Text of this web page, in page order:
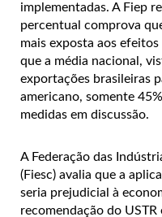
implementadas. A Fiep
percentual comprova
mais exposta aos
que a média nacional,
exportações brasileiras
americano, somente
medidas em discussão.
A Federação das
(Fiesc) avalia que a
seria prejudicial à
recomendação do